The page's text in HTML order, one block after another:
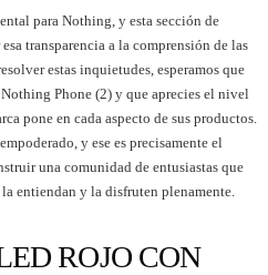
para Nothing, y esta sección de
transparencia a la comprensión de las
estas inquietudes, esperamos que
Phone (2) y que aprecies el nivel
pone en cada aspecto de sus productos.
y ese es precisamente el
una comunidad de entusiastas que
entiendan y la disfruten plenamente.
ROJO CON